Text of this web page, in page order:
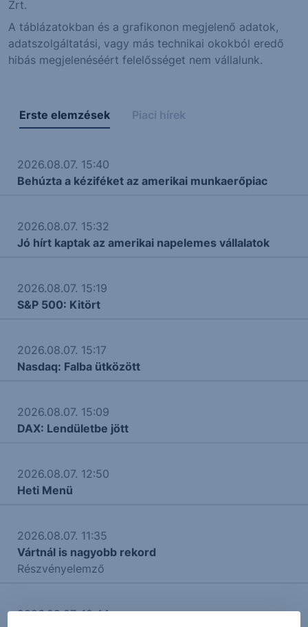
Zrt.
A táblázatokban és a grafikonon megjelenő adatok,
adatszolgáltatási, vagy más technikai okokból eredő
hibás megjelenéséért felelősséget nem vállalunk.
Erste elemzések Piaci hírek
2026.08.07. 15:40
Behúzta a kéziféket az amerikai munkaerőpiac
2026.08.07. 15:32
Jó hírt kaptak az amerikai napelemes vállalatok
2026.08.07. 15:19
S&P 500: Kitört
2026.08.07. 15:17
Nasdaq: Falba ütközött
2026.08.07. 15:09
DAX: Lendületbe jött
2026.08.07. 12:50
Heti Menü
2026.08.07. 11:35
Vártnál is nagyobb rekord
Részvényelemző
2026.08.07. 10:44